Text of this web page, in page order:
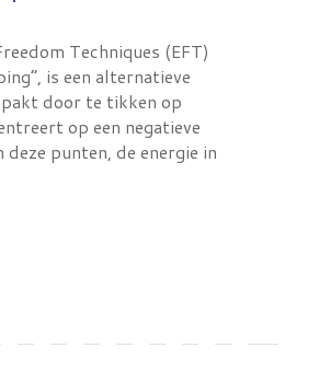
Techniques (EFT)
is een alternatieve
door te tikken op
op een negatieve
punten, de energie in